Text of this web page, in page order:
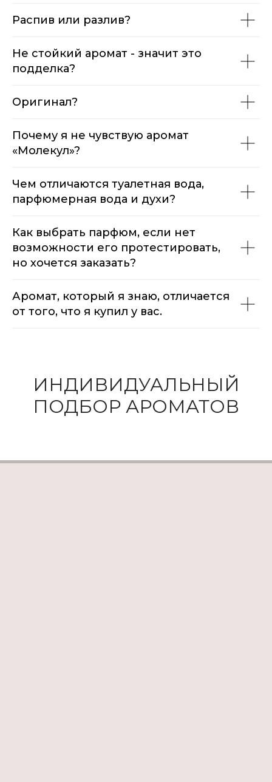
Распив или разлив?
Не стойкий аромат - значит это
подделка?
Оригинал?
Почему я не чувствую аромат
«Молекул»?
Чем отличаются туалетная вода,
парфюмерная вода и духи?
Как выбрать парфюм, если нет
возможности его протестировать,
но хочется заказать?
Аромат, который я знаю, отличается
от того, что я купил у вас.
ИНДИВИДУАЛЬНЫЙ
ПОДБОР АРОМАТОВ